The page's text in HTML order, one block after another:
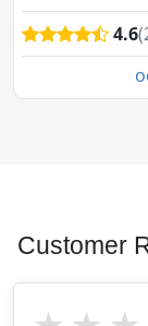
4.6
Customer